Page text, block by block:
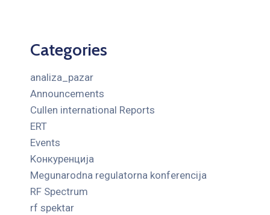
Categories
analiza_pazar
Announcements
Cullen international Reports
ERT
Events
Kонкуренција
Megunarodna regulatorna konferencija
RF Spectrum
rf spektar